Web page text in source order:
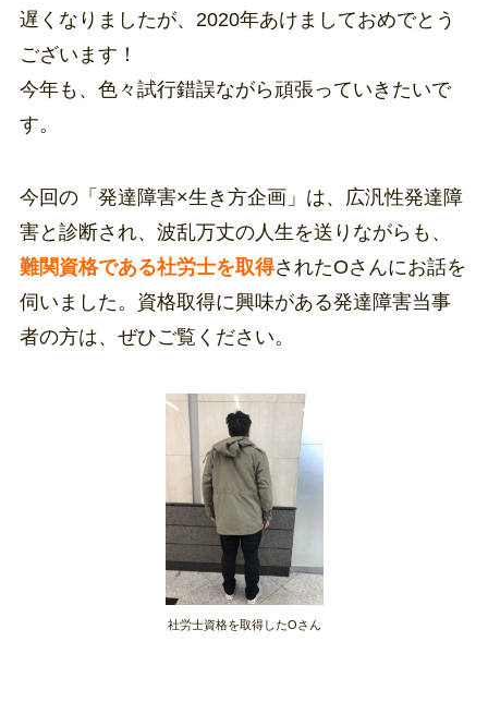
遅くなりましたが、2020年あけましておめでとう
ございます！
今年も、色々試行錯誤ながら頑張っていきたいで
す。
今回の「発達障害×生き方企画」は、広汎性発達障
害と診断され、波乱万丈の人生を送りながらも、
難関資格である社労士を取得されたOさんにお話を
伺いました。資格取得に興味がある発達障害当事
者の方は、ぜひご覧ください。
社労士資格を取得したOさん